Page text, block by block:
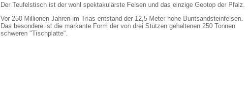
Der Teufelstisch ist der wohl spektakulärste Felsen und das einzige Geotop der Pfalz.
Vor 250 Millionen Jahren im Trias entstand der 12,5 Meter hohe Buntsandsteinfelsen.
Das besondere ist die markante Form der von drei Stützen gehaltenen 250 Tonnen
schweren "Tischplatte".